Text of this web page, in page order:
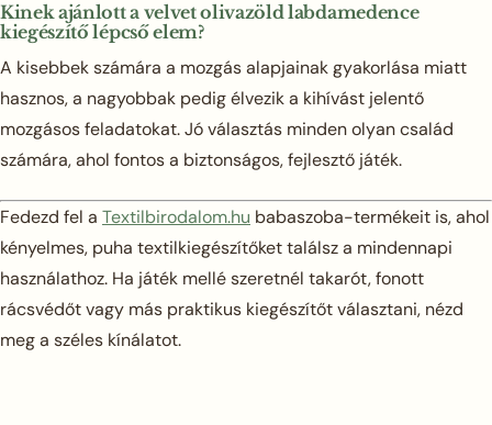
Kinek ajánlott a velvet olivazöld labdamedence
kiegészítő lépcső elem?
A kisebbek számára a mozgás alapjainak gyakorlása miatt
hasznos, a nagyobbak pedig élvezik a kihívást jelentő
mozgásos feladatokat. Jó választás minden olyan család
számára, ahol fontos a biztonságos, fejlesztő játék.
Fedezd fel a Textilbirodalom.hu babaszoba-termékeit is, ahol
kényelmes, puha textilkiegészítőket találsz a mindennapi
használathoz. Ha játék mellé szeretnél takarót, fonott
rácsvédőt vagy más praktikus kiegészítőt választani, nézd
meg a széles kínálatot.